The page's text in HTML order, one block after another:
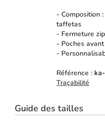
- Composition
taffetas
- Fermeture
- Poches
-
Référence :
Traçabilité
Guide des tailles